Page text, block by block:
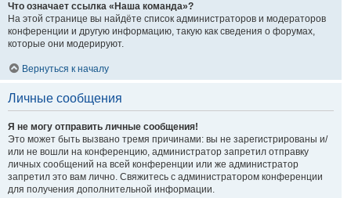
Что означает ссылка «Наша команда»?
На этой странице вы найдёте список администраторов и модераторов
конференции и другую информацию, такую как сведения о форумах,
которые они модерируют.
Вернуться к началу
Личные сообщения
Я не могу отправить личные сообщения!
Это может быть вызвано тремя причинами: вы не зарегистрированы и/
или не вошли на конференцию, администратор запретил отправку
личных сообщений на всей конференции или же администратор
запретил это вам лично. Свяжитесь с администратором конференции
для получения дополнительной информации.